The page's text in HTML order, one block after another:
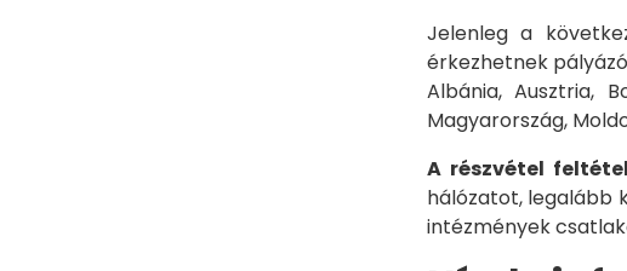
Jelenleg a
érkezhetnek
Albánia, Ausztria,
Magyarország,
A részvétel
hálózatot, legalább
intézmények